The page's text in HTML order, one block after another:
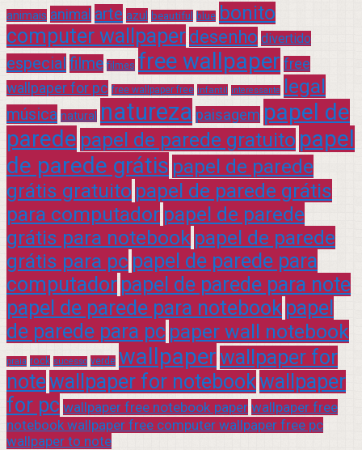
animais animal arte azul beautiful blue bonito
computer wallpaper desenho divertido
especial filme filmes free wallpaper free
wallpaper for pc free wallpaper free infantil interessante legal
música natural natureza paisagem papel de
parede papel de parede gratuito papel
de parede grátis papel de parede
grátis gratuito papel de parede grátis
para computador papel de parede
grátis para notebook papel de parede
grátis para pc papel de parede para
computador papel de parede para note
papel de parede para notebook papel
de parede para pc paper wall notebook
praia rock sucesso verde wallpaperwallpaper for
notewallpaper for notebookwallpaper
for pc wallpaper free notebook paper wallpaper free
notebook wallpaper free computer wallpaper free pc
wallpaper to note